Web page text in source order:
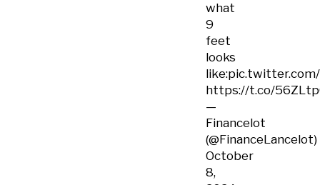
what
9
feet
looks
like:
https://t.co/
—
Financelot
(@FinanceLancelot)
October
8,